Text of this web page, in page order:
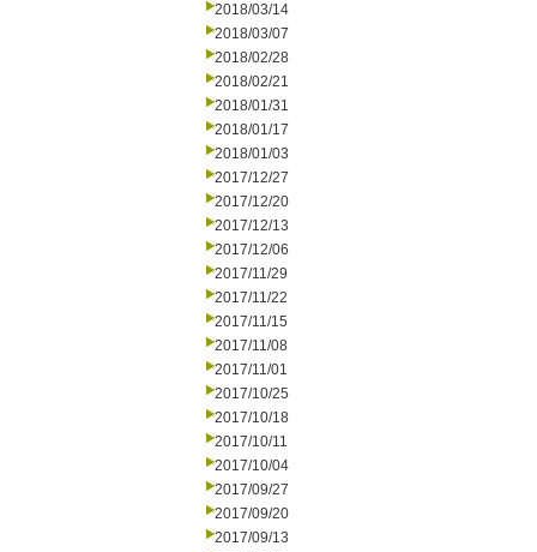
2018/03/14
2018/03/07
2018/02/28
2018/02/21
2018/01/31
2018/01/17
2018/01/03
2017/12/27
2017/12/20
2017/12/13
2017/12/06
2017/11/29
2017/11/22
2017/11/15
2017/11/08
2017/11/01
2017/10/25
2017/10/18
2017/10/11
2017/10/04
2017/09/27
2017/09/20
2017/09/13